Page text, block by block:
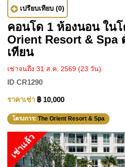
เปรียบเทียบ (0)
คอนโด 1 ห้องนอน ในโ
Orient Resort & Spa
เทียน
เช่าจนถึง 31 ส.ค. 2569 (23 วัน)
ID CR1290
ราคาเช่า ฿ 10,000
โครงการ: The Orient Resort & Spa
เช่าแล้ว